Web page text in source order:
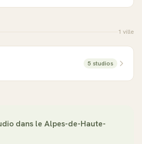
1 ville
5 studios
dans le Alpes-de-Haute-